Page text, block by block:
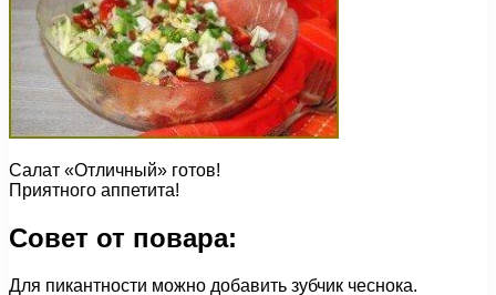
Салат «Отличный» готов!
Приятного аппетита!
Совет от повара:
Для пикантности можно добавить зубчик чеснока.